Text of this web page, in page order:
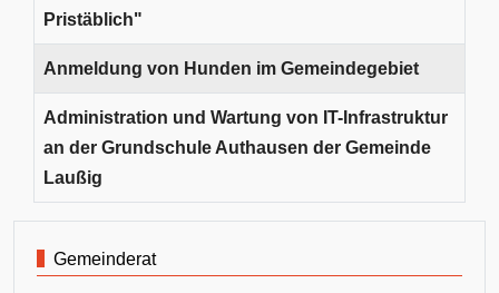
Pristäblich"
Anmeldung von Hunden im Gemeindegebiet
Administration und Wartung von IT-Infrastruktur
an der Grundschule Authausen der Gemeinde
Laußig
Gemeinderat